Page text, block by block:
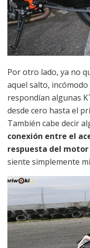
Por otro lado, ya no
aquel salto,
respondían algunas
desde cero hasta el
También cabe decir
conexión entre el
respuesta del motor
siente simplemente